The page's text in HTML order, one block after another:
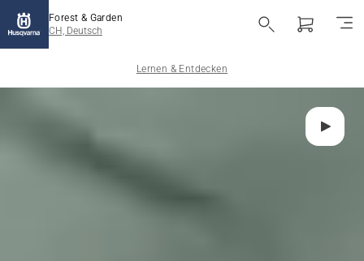
Forest & Garden
CH, Deutsch
Lernen & Entdecken